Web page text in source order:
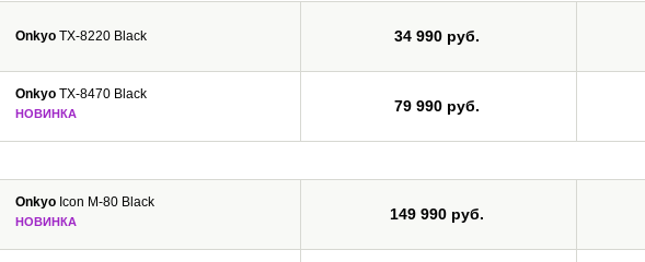
Onkyo TX-8220 Black 34 990 руб.
Onkyo TX-8470 Black
НОВИНКА 79 990 руб.
Onkyo Icon M-80 Black
НОВИНКА 149 990 руб.